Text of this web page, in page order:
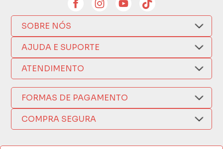
SOBRE NÓS
Quem Somos
Compra Segura
Como Comprar
Nossas Lojas
Política de Privacidade
AJUDA E SUPORTE
Nosso Aplicativo
Trocas e Devoluções
Formas de Pagamento
Fretes e Entregas
Fabricantes
Termos de Compra e Venda
ATENDIMENTO
(17) 3209-9595
sacweb@lojaslivia.com.br
FORMAS DE PAGAMENTO
COMPRA SEGURA